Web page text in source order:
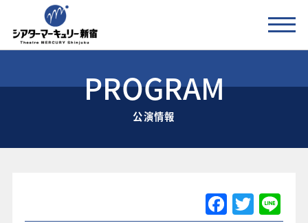
公演情報 PROGRAM
公演情報
F T